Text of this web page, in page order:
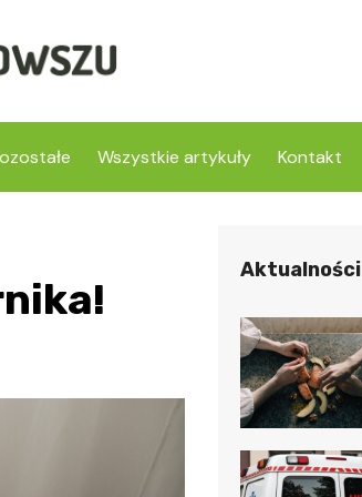
Wszystkie artykuły Kontakt
Aktualności